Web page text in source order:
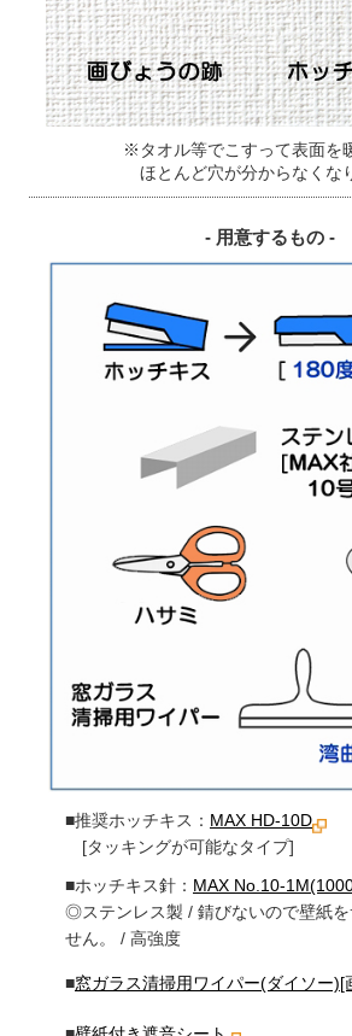
※タオル等でこすって表面を
ほとんど穴が分からなくな
- 用意するもの -
■推奨ホッチキス： MAX HD-10D
[タッキングが可能なタイプ]
■ホッチキス針： MAX No.10-
◎ステンレス製 / 錆びないので壁紙を
せん。 / 高強度
■窓ガラス清掃用ワイパー(ダイソー)[